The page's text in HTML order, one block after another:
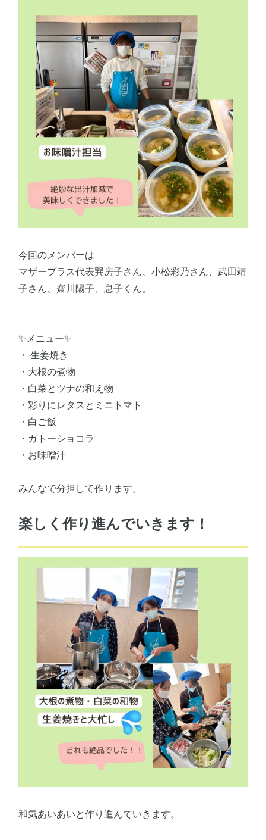
今回のメンバーは
マザープラス代表巽房子さん、小松彩乃さん、武田靖
子さん、齋川陽子、息子くん。
✨メニュー✨
・ 生姜焼き
・大根の煮物
・白菜とツナの和え物
・彩りにレタスとミニトマト
・白ご飯
・ガトーショコラ
・お味噌汁
みんなで分担して作ります。
楽しく作り進んでいきます！
和気あいあいと作り進んでいきます。